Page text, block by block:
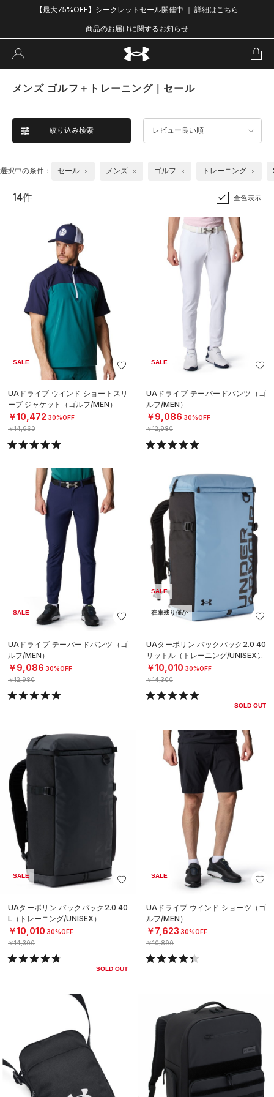
【最大75%OFF】シークレットセール開催中 ｜ 詳細はこちら
商品のお届けに関するお知らせ
メンズ ゴルフ＋トレーニング｜セール
絞り込み検索 レビュー良い順
選択中の条件： セール メンズ ゴルフ トレーニング
14件 全色表示
SALE
UAドライブ ウインド ショートスリ
ーブ ジャケット（ゴルフ/MEN）
￥10,472 30%OFF
￥14,960
SALE
UAドライブ テーパードパンツ（ゴ
ルフ/MEN）
￥9,086 30%OFF
￥12,980
SALE
UAドライブ テーパードパンツ（ゴ
ルフ/MEN）
￥9,086 30%OFF
￥12,980
SALE
在庫残り僅か
UAターポリン バックパック2.0 40
リットル（トレーニング/UNISEX）
￥10,010 30%OFF
￥14,300
SOLD OUT
SALE
UAターポリン バックパック2.0 40
L（トレーニング/UNISEX）
￥10,010 30%OFF
￥14,300
SOLD OUT
SALE
UAドライブ ウインド ショーツ（ゴ
ルフ/MEN）
￥7,623 30%OFF
￥10,890